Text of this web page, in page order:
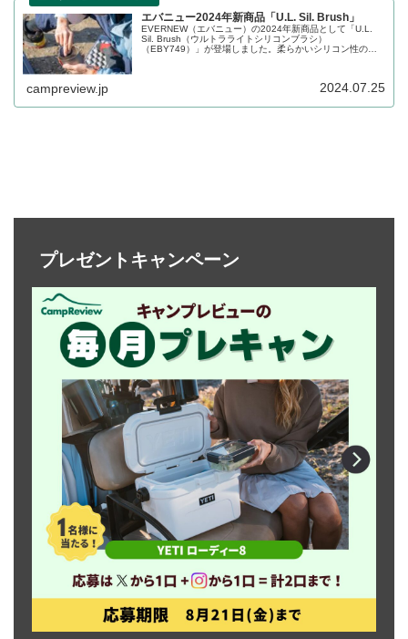
エバニュー2024年新商品「U.L. Sil. Brush」
EVERNEW（エバニュー）の2024年新商品として「U.L.
Sil. Brush（ウルトラライトシリコンブラシ）
（EBY749）」が登場しました。柔らかいシリコン性の小
campreview.jp 2024.07.25
プレゼントキャンペーン